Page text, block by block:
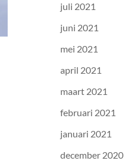
juli 2021
juni 2021
mei 2021
april 2021
maart 2021
februari 2021
januari 2021
december 2020